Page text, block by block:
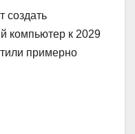
создать
компьютер к 2029
примерно